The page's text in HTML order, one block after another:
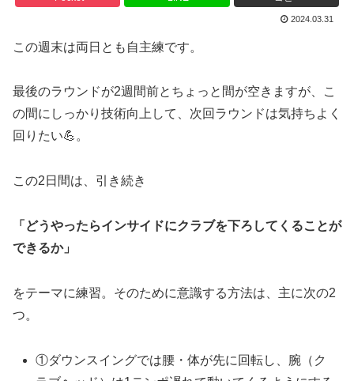
2024.03.31
この週末は両日とも自主練です。
最後のラウンドが2週間前とちょっと間が空きますが、こ
の間にしっかり技術向上して、次回ラウンドは気持ちよく
回りたい💪。
この2日間は、引き続き
「どうやったらインサイドにクラブを下ろしてくることが
できるか」
をテーマに練習。そのために意識する方法は、主に次の2
つ。
①ダウンスイングでは腰・体が先に回転し、腕（ク